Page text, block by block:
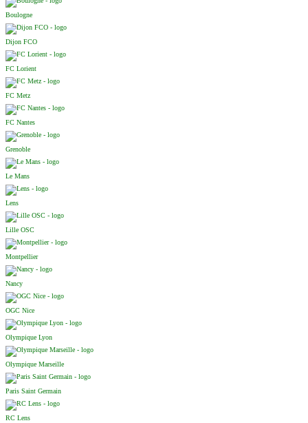
Boulogne
Dijon FCO
FC Lorient
FC Metz
FC Nantes
Grenoble
Le Mans
Lens
Lille OSC
Montpellier
Nancy
OGC Nice
Olympique Lyon
Olympique Marseille
Paris Saint Germain
RC Lens